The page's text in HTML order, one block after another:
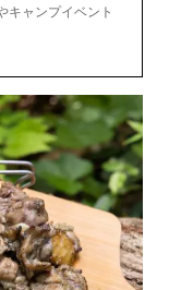
キャンプイベント